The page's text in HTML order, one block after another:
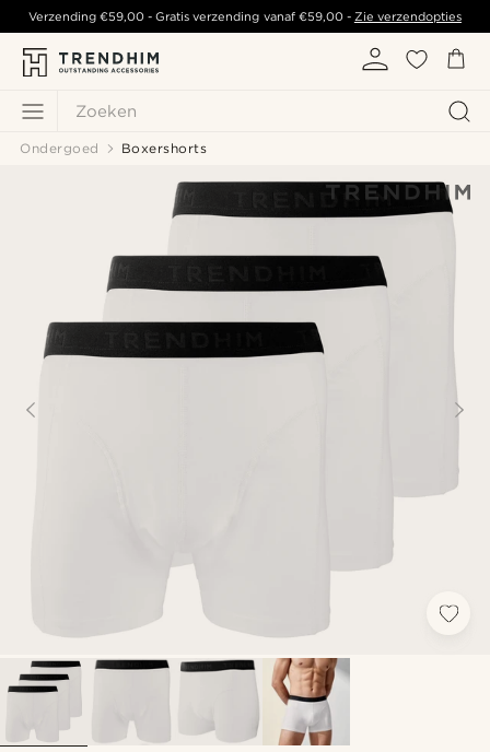
Zoeken
Verzending€59,00 - Gratis verzending vanaf €59,00- Zie verzendopties
Ondergoed Boxershorts